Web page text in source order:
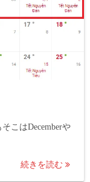
こはDecemberや
続きを読む